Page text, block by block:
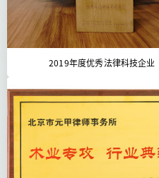
2019年度优秀法律科技企业